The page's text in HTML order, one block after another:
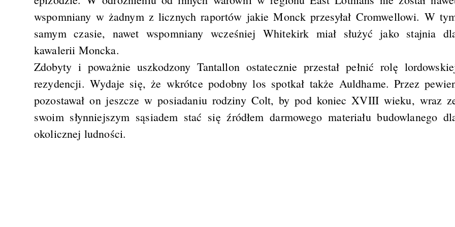
wspomniany w żadnym z licznych raportów jakie Monck przesyłał Cromwellowi. W
samym czasie, nawet wspomniany wcześniej Whitekirk miał służyć jako stajnia
kawalerii Moncka.
Zdobyty i poważnie uszkodzony Tantallon ostatecznie przestał pełnić rolę
rezydencji. Wydaje się, że wkrótce podobny los spotkał także Auldhame. Przez
pozostawał on jeszcze w posiadaniu rodziny Colt, by pod koniec XVIII wieku, wraz
swoim słynniejszym sąsiadem stać się źródłem darmowego materiału budowlanego
okolicznej ludności.